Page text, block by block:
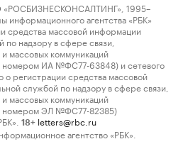
1995–
агентства «РБК»
средства массовой информации
надзору в сфере связи,
массовых коммуникаций
номером ИА №ФС77-63848) и сетевого
о регистрации средства массовой
службой по надзору в сфере связи,
массовых коммуникаций
номером ЭЛ №ФС77-82385)
18+ letters@rbc.ru
агентство «РБК».